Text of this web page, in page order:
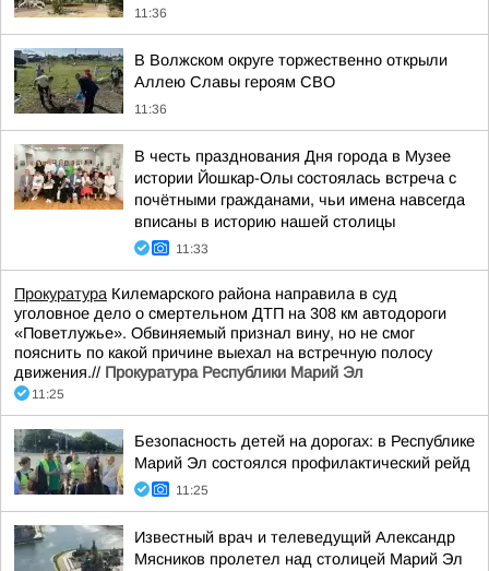
11:36
В Волжском округе торжественно открыли
Аллею Славы героям СВО
11:36
В честь празднования Дня города в Музее
истории Йошкар-Олы состоялась встреча с
почётными гражданами, чьи имена навсегда
вписаны в историю нашей столицы
11:33
Прокуратура Килемарского района направила в суд
уголовное дело о смертельном ДТП на 308 км автодороги
«Поветлужье». Обвиняемый признал вину, но не смог
пояснить по какой причине выехал на встречную полосу
движения.// Прокуратура Республики Марий Эл
11:25
Безопасность детей на дорогах: в Республике
Марий Эл состоялся профилактический рейд
11:25
Известный врач и телеведущий Александр
Мясников пролетел над столицей Марий Эл